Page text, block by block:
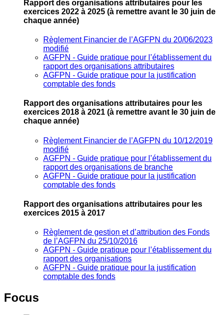
Rapport des organisations attributaires pour les
exercices 2022 à 2025 (à remettre avant le 30 juin de
chaque année)
Règlement Financier de l’AGFPN du 20/06/2023
modifié
AGFPN ‐ Guide pratique pour l’établissement du
rapport des organisations attributaires
AGFPN ‐ Guide pratique pour la justification
comptable des fonds
Rapport des organisations attributaires pour les
exercices 2018 à 2021 (à remettre avant le 30 juin de
chaque année)
Règlement Financier de l’AGFPN du 10/12/2019
modifié
AGFPN ‐ Guide pratique pour l’établissement du
rapport des organisations de branche
AGFPN ‐ Guide pratique pour la justification
comptable des fonds
Rapport des organisations attributaires pour les
exercices 2015 à 2017
Règlement de gestion et d’attribution des Fonds
de l’AGFPN du 25/10/2016
AGFPN ‐ Guide pratique pour l’établissement du
rapport des organisations
AGFPN ‐ Guide pratique pour la justification
comptable des fonds
Focus